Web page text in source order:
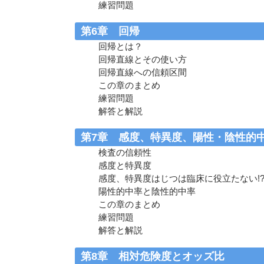
練習問題
第6章 回帰
回帰とは？
回帰直線とその使い方
回帰直線への信頼区間
この章のまとめ
練習問題
解答と解説
第7章 感度、特異度、陽性・陰性的
検査の信頼性
感度と特異度
感度、特異度はじつは臨床に役立たない!?
陽性的中率と陰性的中率
この章のまとめ
練習問題
解答と解説
第8章 相対危険度とオッズ比